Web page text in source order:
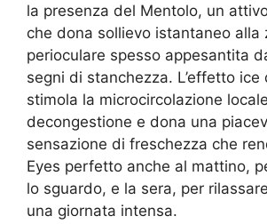
la presenza del Mentolo, un
che dona sollievo istantaneo alla
perioculare spesso appesantita
segni di stanchezza. L’effetto ice
stimola la microcircolazione
decongestione e dona una
sensazione di freschezza che
Eyes perfetto anche al mattino,
lo sguardo, e la sera, per
una giornata intensa.